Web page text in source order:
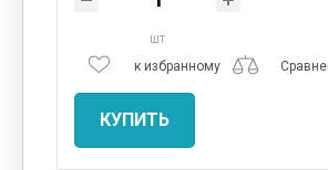
шт
к избранному
КУПИТЬ